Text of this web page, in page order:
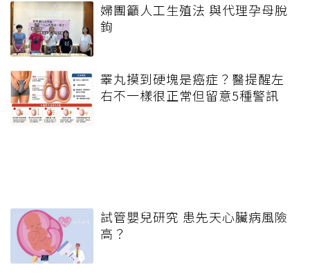
婦團籲人工生殖法 與代理孕母脫
鉤
睪丸摸到硬塊是癌症？醫提醒左
右不一樣很正常但留意5種警訊
試管嬰兒研究 患先天心臟病風險
高？